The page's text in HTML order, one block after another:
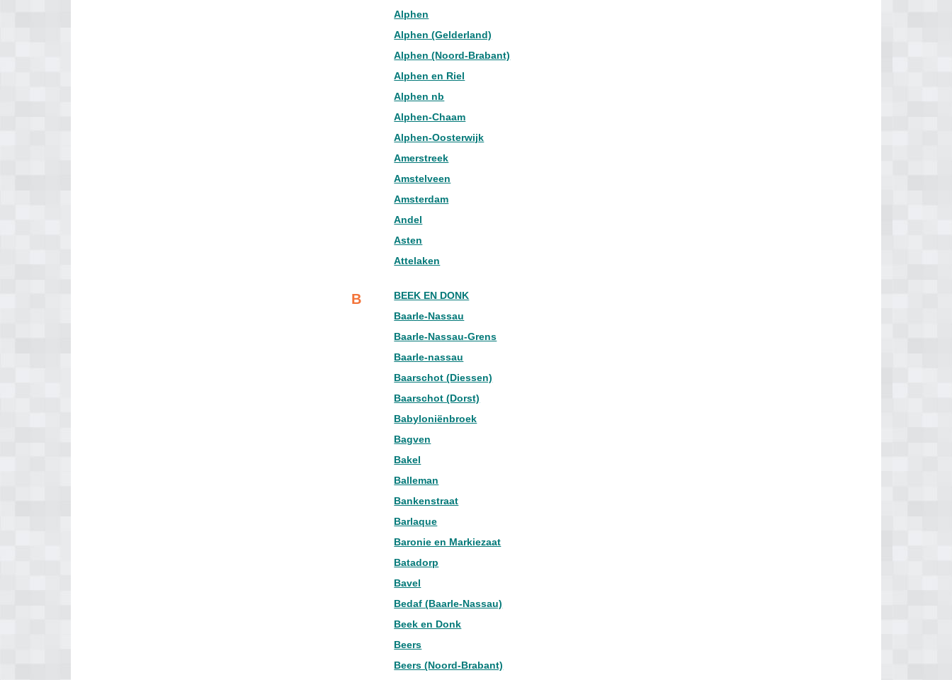
Alphen
Alphen (Gelderland)
Alphen (Noord-Brabant)
Alphen en Riel
Alphen nb
Alphen-Chaam
Alphen-Oosterwijk
Amerstreek
Amstelveen
Amsterdam
Andel
Asten
Attelaken
B
BEEK EN DONK
Baarle-Nassau
Baarle-Nassau-Grens
Baarle-nassau
Baarschot (Diessen)
Baarschot (Dorst)
Babyloniënbroek
Bagven
Bakel
Balleman
Bankenstraat
Barlaque
Baronie en Markiezaat
Batadorp
Bavel
Bedaf (Baarle-Nassau)
Beek en Donk
Beers
Beers (Noord-Brabant)